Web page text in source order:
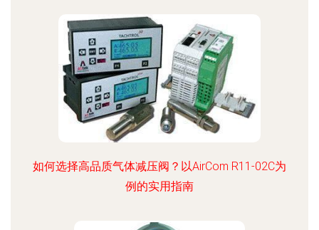
如何选择高品质气体减压阀？以AirCom R11-02C为
例的实用指南